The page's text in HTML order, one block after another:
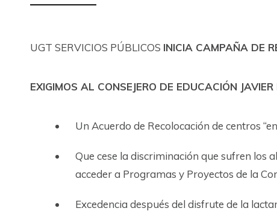
UGT SERVICIOS PÚBLICOS INICIA CAMPAÑA DE
EXIGIMOS AL CONSEJERO DE EDUCACIÓN
Un Acuerdo de Recolocación de centros “en
Que cese la discriminación que sufren los
acceder a Programas y Proyectos de la
Excedencia después del disfrute de la